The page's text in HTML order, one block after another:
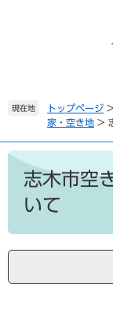
。
て
本
現在地 トップページ >
家・空き地 >
本
志木市空
いて